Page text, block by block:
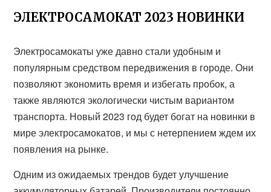
ЭЛЕКТРОСАМОКАТ 2023 НОВИНКИ
Электросамокаты уже давно стали удобным и
популярным средством передвижения в городе. Они
позволяют экономить время и избегать пробок, а
также являются экологически чистым вариантом
транспорта. Новый 2023 год будет богат на новинки в
мире электросамокатов, и мы с нетерпением ждем их
появления на рынке.
Одним из ожидаемых трендов будет улучшение